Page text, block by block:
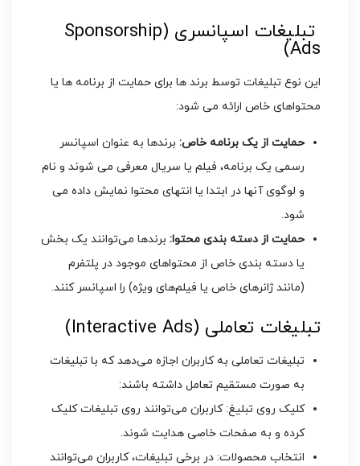
تبلیغات اسپانسری (Sponsorship
Ads)
این نوع تبلیغات توسط برند ها برای حمایت از برنامه ‌ها یا
محتواهای خاص ارائه می ‌شود:
حمایت از یک برنامه خاص: برندها به عنوان اسپانسر
رسمی یک برنامه، فیلم یا سریال معرفی می ‌شوند و نام
و لوگوی آنها در ابتدا یا انتهای محتوا نمایش داده می
‌شود.
حمایت از دسته ‌بندی محتوا: برندها می‌توانند یک بخش
یا دسته ‌بندی خاص از محتواهای موجود در پلتفرم
(مانند ژانرهای خاص یا فیلم‌های ویژه) را اسپانسر کنند.
تبلیغات تعاملی (Interactive Ads)
تبلیغات تعاملی به کاربران اجازه می‌دهد که با تبلیغات
به صورت مستقیم تعامل داشته باشند:
کلیک روی تبلیغ: کاربران می‌توانند روی تبلیغات کلیک
کرده و به صفحات خاصی هدایت شوند.
انتخاب محصولات: در برخی تبلیغات، کاربران می‌توانند